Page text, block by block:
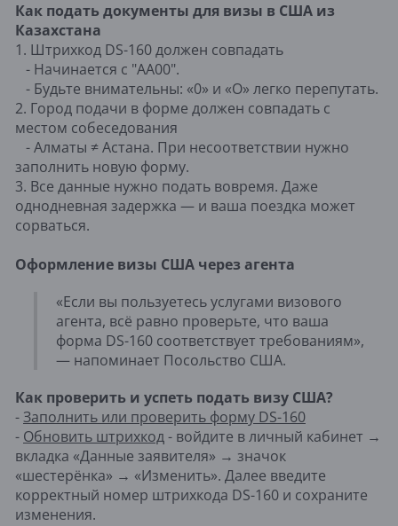
Как подать документы для визы в США из
Казахстана
1. Штрихкод DS-160 должен совпадать
- Начинается с "AA00".
- Будьте внимательны: «0» и «O» легко перепутать.
2. Город подачи в форме должен совпадать с
местом собеседования
- Алматы ≠ Астана. При несоответствии нужно
заполнить новую форму.
3. Все данные нужно подать вовремя. Даже
однодневная задержка — и ваша поездка может
сорваться.
Оформление визы США через агента
«Если вы пользуетесь услугами визового
агента, всё равно проверьте, что ваша
форма DS-160 соответствует требованиям»,
— напоминает Посольство США.
Как проверить и успеть подать визу США?
-Заполнить или проверить форму DS-160
- Обновить штрихкод- войдите в личный кабинет →
вкладка «Данные заявителя» → значок
«шестерёнка» → «Изменить». Далее введите
корректный номер штрихкода DS-160 и сохраните
изменения.